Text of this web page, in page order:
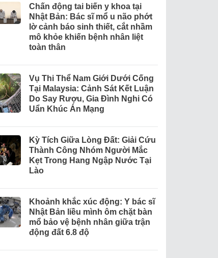
Chấn động tai biến y khoa tại
Nhật Bản: Bác sĩ mổ u não phớt
lờ cảnh báo sinh thiết, cắt nhầm
mô khỏe khiến bệnh nhân liệt
toàn thân
Vụ Thi Thể Nam Giới Dưới Cống
Tại Malaysia: Cảnh Sát Kết Luận
Do Say Rượu, Gia Đình Nghi Có
Uẩn Khúc Án Mạng
Kỳ Tích Giữa Lòng Đất: Giải Cứu
Thành Công Nhóm Người Mắc
Kẹt Trong Hang Ngập Nước Tại
Lào
Khoảnh khắc xúc động: Y bác sĩ
Nhật Bản liều mình ôm chặt bàn
mổ bảo vệ bệnh nhân giữa trận
động đất 6.8 độ